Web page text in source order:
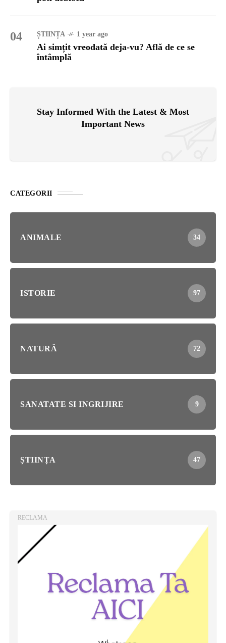
04 ȘTIINȚA 1 year ago
Ai simțit vreodată deja-vu? Află de ce se
întâmplă
Stay Informed With the Latest & Most
Important News
CATEGORII
ANIMALE 34
ISTORIE 97
NATURĂ 72
SANATATE SI INGRIJIRE 9
ȘTIINȚA 47
RECLAMA